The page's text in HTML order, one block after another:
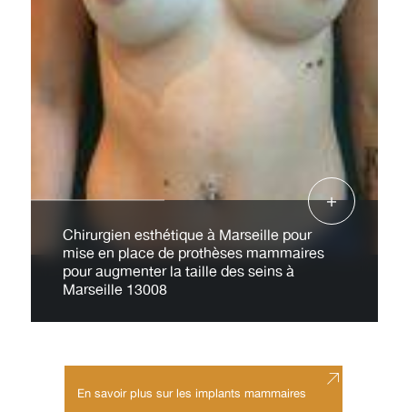
Chirurgien esthétique à Marseille pour
mise en place de prothèses mammaires
pour augmenter la taille des seins à
Marseille 13008
En savoir plus sur les implants mammaires